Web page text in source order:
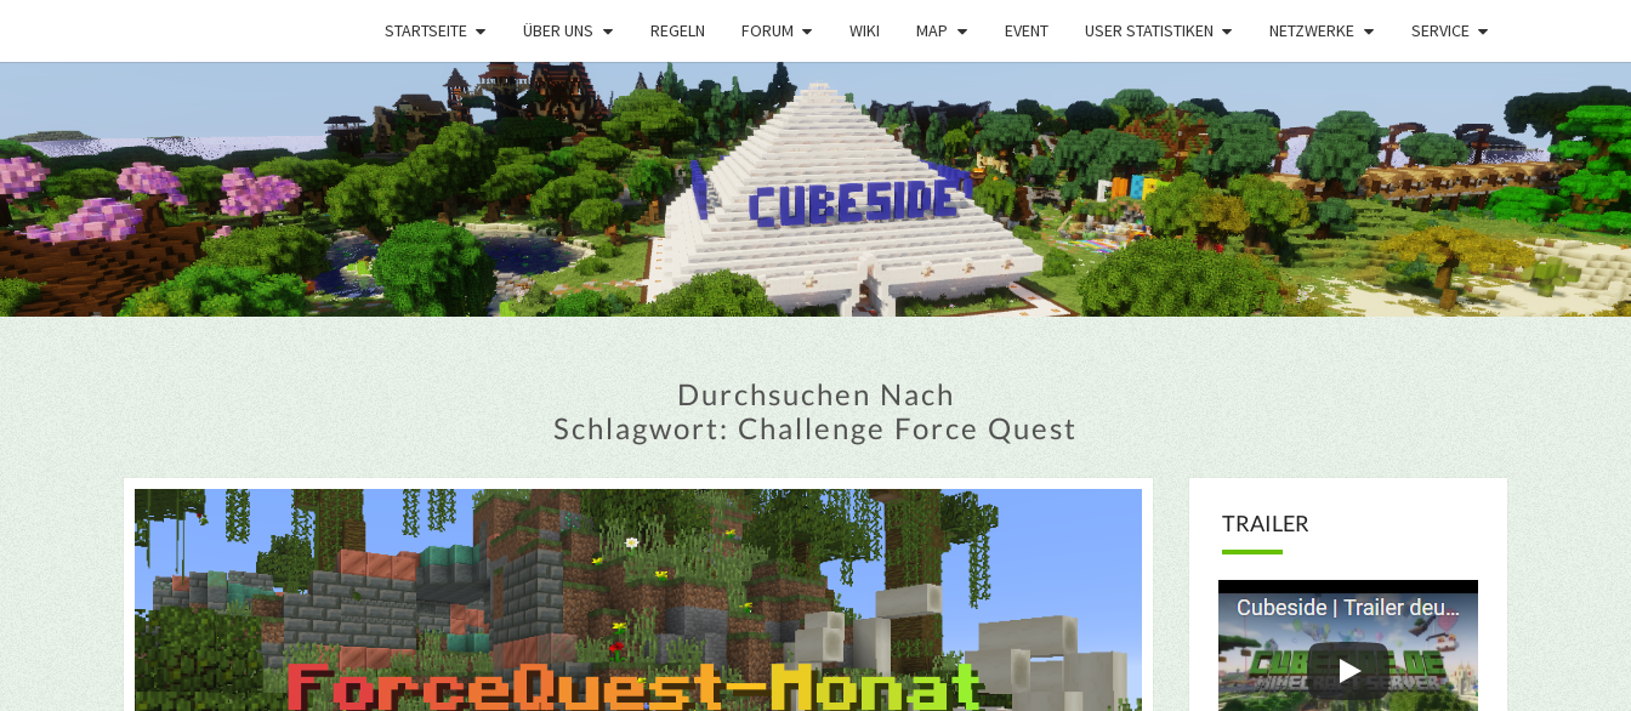
STARTSEITE ÜBER UNS REGELN FORUM WIKI MAP EVENT USER STATISTIKEN NETZWERKE SERVICE
Durchsuchen Nach
Schlagwort: Challenge Force Quest
TRAILER